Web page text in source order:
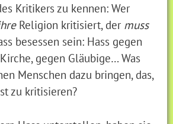
Kritikers zu kennen: Wer
Religion kritisiert, der muss
besessen sein: Hass gegen
gegen Gläubige… Was
Menschen dazu bringen, das,
zu kritisieren?